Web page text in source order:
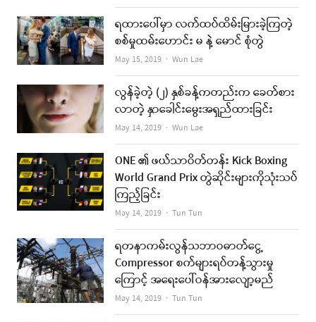
ရထားပေါ်မှာ လက်ထပ်ထိမ်းမြားခဲ့ကြတဲ့
စစ်မှုထမ်းဟောင်း မ နဲ့ မောင် စုံတွဲ
May 15, 2019 Author
Wun Lae
လွန်ခဲ့တဲ့ (၂) နှစ်ခန့်ကတည်းက ခေတ်စား
လာတဲ့ နှာခေါင်းမွေးအရှည်ထားခြင်း
May 14, 2019 Author
Wun Lae
ONE ၏ ဖယ်သာဝိတ်တန်း Kick Boxing
World Grand Prix တွဲဆိုင်းများကိုသုံးသပ်
ကြည့်ခြင်း
May 14, 2019 Author
Tun Tun
ရတနာကမ်းလွန်သဘာဝဓာတ်ငွေ့
Compressor စက်များရပ်တန့်သွားမှု
ကြောင့် အရေးပေါ်ဝန်အားလျော့မည်
May 14, 2019 Author
Tun Tun